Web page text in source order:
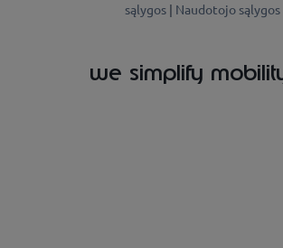
sąlygos | Naudotojo sąlygos
we simplify